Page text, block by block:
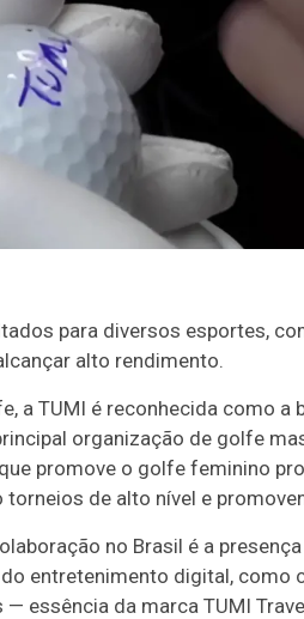
para diversos esportes,
alto rendimento.
a TUMI é reconhecida como
organização de golfe
promove o golfe feminino
torneios de alto nível e
no Brasil é a
entretenimento digital, como
— essência da marca TUMI